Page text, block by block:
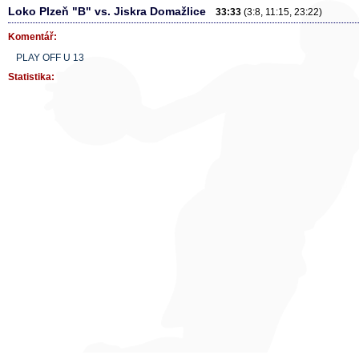
Loko Plzeň "B" vs. Jiskra Domažlice 33:33 (3:8, 11:15, 23:22)
Komentář:
PLAY OFF U 13
Statistika: